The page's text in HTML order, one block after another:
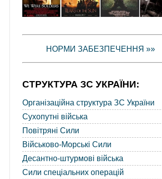
НОРМИ ЗАБЕЗПЕЧЕННЯ »»
СТРУКТУРА ЗС УКРАЇНИ:
Організаційна структура ЗС України
Сухопутні війська
Повітряні Сили
Військово-Морські Сили
Десантно-штурмові війська
Сили спеціальних операцій